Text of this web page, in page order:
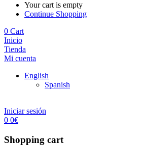
Your cart is empty
Continue Shopping
0 Cart
Inicio
Tienda
Mi cuenta
English
Spanish
Iniciar sesión
0 0€
Shopping cart